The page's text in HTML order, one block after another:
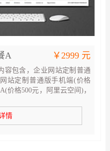
A ￥2999 元
容包含，企业网站定制普通
站定制普通版手机端(价格
价格500元，阿里云空间)，
情